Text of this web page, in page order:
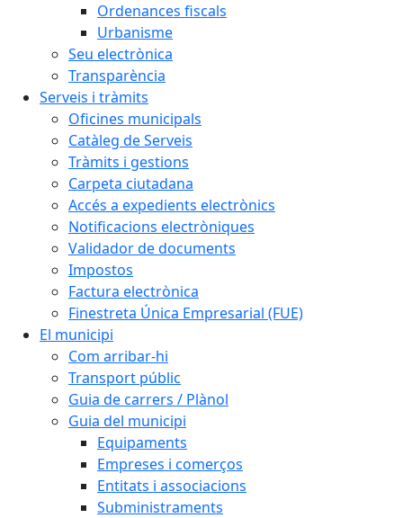
Ordenances fiscals
Urbanisme
Seu electrònica
Transparència
Serveis i tràmits
Oficines municipals
Catàleg de Serveis
Tràmits i gestions
Carpeta ciutadana
Accés a expedients electrònics
Notificacions electròniques
Validador de documents
Impostos
Factura electrònica
Finestreta Única Empresarial (FUE)
El municipi
Com arribar-hi
Transport públic
Guia de carrers / Plànol
Guia del municipi
Equipaments
Empreses i comerços
Entitats i associacions
Subministraments